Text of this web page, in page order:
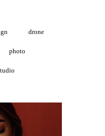
drone
photo